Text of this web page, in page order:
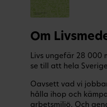
Om
Livs ungefär 28 000
se till att hela
Oavsett vad vi
hålla ihop och
arbetsmiljö. Och